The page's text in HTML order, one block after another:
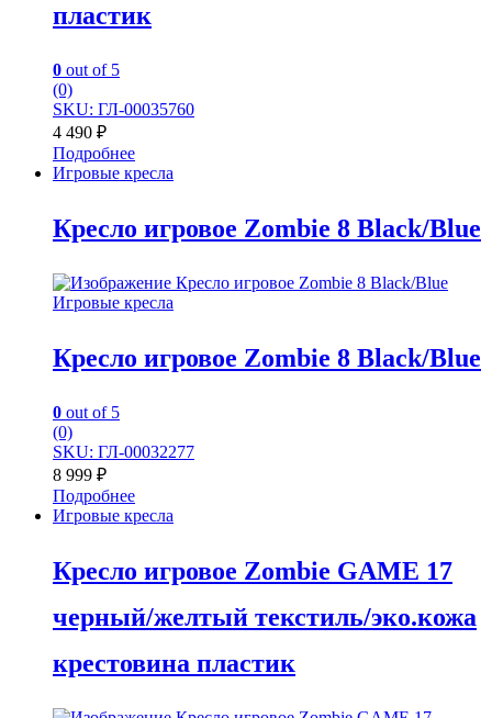
пластик
0 out of 5
(0)
SKU: ГЛ-00035760
4 490 ₽
Подробнее
Игровые кресла
Кресло игровое Zombie 8 Black/Blue
Игровые кресла
Кресло игровое Zombie 8 Black/Blue
0 out of 5
(0)
SKU: ГЛ-00032277
8 999 ₽
Подробнее
Игровые кресла
Кресло игровое Zombie GAME 17
черный/желтый текстиль/эко.кожа
крестовина пластик